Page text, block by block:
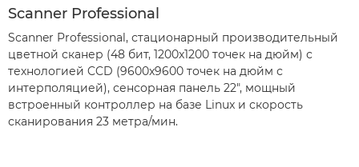
Scanner Professional
Scanner Professional, стационарный производительный
цветной сканер (48 бит, 1200x1200 точек на дюйм) с
технологией CCD (9600x9600 точек на дюйм с
интерполяцией), сенсорная панель 22", мощный
встроенный контроллер на базе Linux и скорость
сканирования 23 метра/мин.